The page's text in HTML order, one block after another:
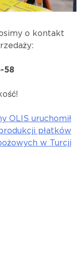
o kontakt
58
OLIS uruchomił
płatków
w Turcji